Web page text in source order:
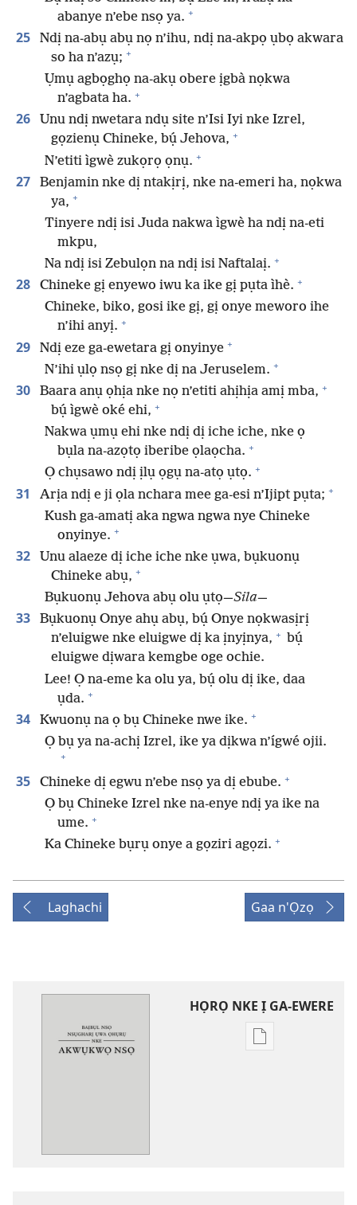
abanye n’ebe nsọ ya. +
25
Ndị na-abụ abụ nọ n’ihu, ndị na-akpọ ụbọ akwara
so ha n’azụ; +
Ụmụ agbọghọ na-akụ obere ịgbà nọkwa
n’agbata ha. +
26
Unu ndị nwetara ndụ site n’Isi Iyi nke Izrel,
gọzienụ Chineke, bụ́ Jehova, +
N’etiti ìgwè zukọrọ ọnụ. +
27
Benjamin nke dị ntakịrị, nke na-emeri ha, nọkwa
ya, +
Tinyere ndị isi Juda nakwa ìgwè ha ndị na-eti
mkpu,
Na ndị isi Zebulọn na ndị isi Naftalaị. +
28 Chineke gị enyewo iwu ka ike gị pụta ìhè. +
Chineke, biko, gosi ike gị, gị onye meworo ihe
n’ihi anyị. +
29 Ndị eze ga-ewetara gị onyinye +
N’ihi ụlọ nsọ gị nke dị na Jeruselem. +
30 Baara anụ ọhịa nke nọ n’etiti ahịhịa amị mba, +
bụ́ ìgwè oké ehi, +
Nakwa ụmụ ehi nke ndị dị iche iche, nke ọ
bụla na-azọtọ iberibe ọlaọcha. +
Ọ chụsawo ndị ịlụ ọgụ na-atọ ụtọ. +
31 Arịa ndị e ji ọla nchara mee ga-esi n’Ijipt pụta; +
Kush ga-amatị aka ngwa ngwa nye Chineke
onyinye. +
32
Unu alaeze dị iche iche nke ụwa, bụkuonụ
Chineke abụ, +
Bụkuonụ Jehova abụ olu ụtọ—Sila—
33
Bụkuonụ Onye ahụ abụ, bụ́ Onye nọkwasịrị
n’eluigwe nke eluigwe dị ka ịnyịnya, + bụ́
eluigwe dịwara kemgbe oge ochie.
Lee! Ọ na-eme ka olu ya, bụ́ olu dị ike, daa
ụda. +
34 Kwuonụ na ọ bụ Chineke nwe ike. +
Ọ bụ ya na-achị Izrel, ike ya dịkwa n’ígwé ojii.
+
35 Chineke dị egwu n’ebe nsọ ya dị ebube. +
Ọ bụ Chineke Izrel nke na-enye ndị ya ike na
ume. +
Ka Chineke bụrụ onye a gọziri agọzi. +
Laghachi Gaa n'Ọzọ
HỌRỌ NKE Ị GA-EWERE
Họrọ